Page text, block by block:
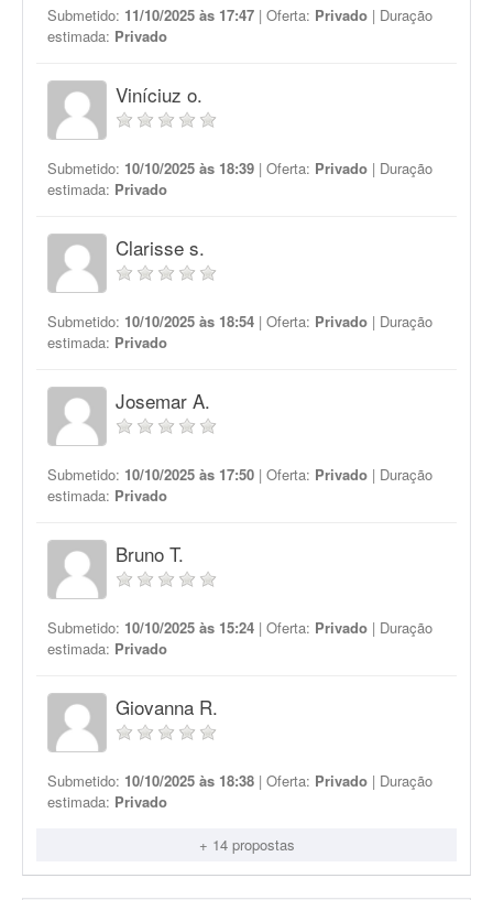
Submetido: 11/10/2025 às 17:47 | Oferta: Privado | Duração
estimada: Privado
Viníciuz o.
Submetido: 10/10/2025 às 18:39 | Oferta: Privado | Duração
estimada: Privado
Clarisse s.
Submetido: 10/10/2025 às 18:54 | Oferta: Privado | Duração
estimada: Privado
Josemar A.
Submetido: 10/10/2025 às 17:50 | Oferta: Privado | Duração
estimada: Privado
Bruno T.
Submetido: 10/10/2025 às 15:24 | Oferta: Privado | Duração
estimada: Privado
Giovanna R.
Submetido: 10/10/2025 às 18:38 | Oferta: Privado | Duração
estimada: Privado
+ 14 propostas